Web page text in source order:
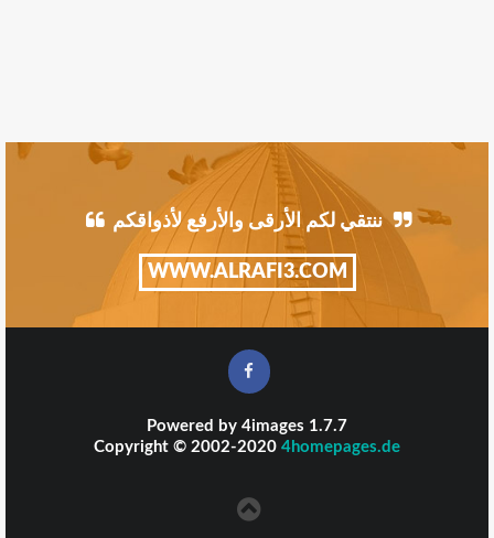
ننتقي لكم الأرقى والأرفع لأذواقكم
WWW.ALRAFI3.COM
Powered by 4images 1.7.7
Copyright © 2002-2020 4homepages.de